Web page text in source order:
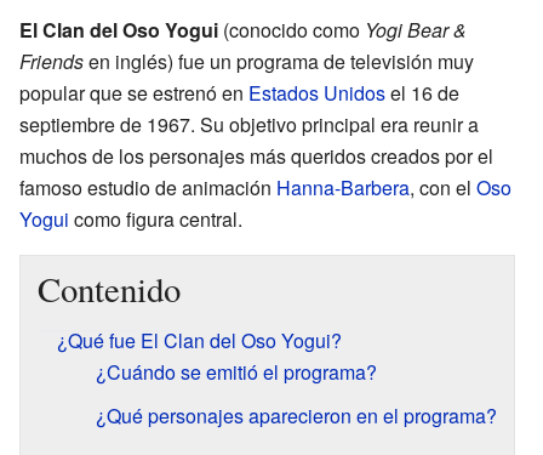
El Clan del Oso Yogui (conocido como Yogi Bear &
Friendsen inglés) fue un programa de televisión muy
popular que se estrenó en Estados Unidosel 16 de
septiembre de 1967. Su objetivo principal era reunir a
muchos de los personajes más queridos creados por el
famoso estudio de animación Hanna-Barbera, con el Oso
Yogui como figura central.
Contenido
¿Qué fue El Clan del Oso Yogui?
¿Cuándo se emitió el programa?
¿Qué personajes aparecieron en el programa?